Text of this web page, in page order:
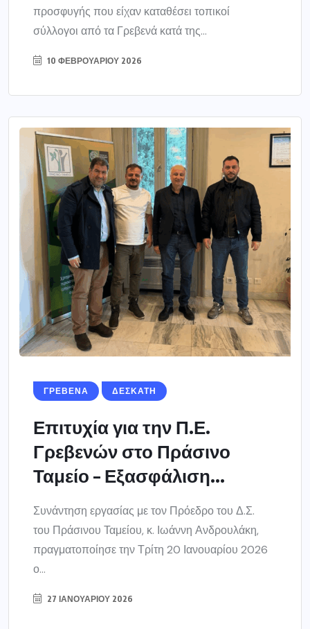
προσφυγής που είχαν καταθέσει τοπικοί
σύλλογοι από τα Γρεβενά κατά της...
10 ΦΕΒΡΟΥΑΡΊΟΥ 2026
ΓΡΕΒΕΝΑ ΔΕΣΚΑΤΗ
Επιτυχία για την Π.Ε.
Γρεβενών στο Πράσινο
Ταμείο – Εξασφάλιση...
Συνάντηση εργασίας με τον Πρόεδρο του Δ.Σ.
του Πράσινου Ταμείου, κ. Ιωάννη Ανδρουλάκη,
πραγματοποίησε την Τρίτη 20 Ιανουαρίου 2026
ο...
27 ΙΑΝΟΥΑΡΊΟΥ 2026